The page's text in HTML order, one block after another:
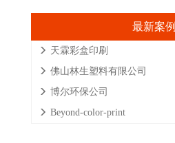
最新案例
天霖彩盒印刷
佛山林生塑料有限公司
博尔环保公司
Beyond-color-print